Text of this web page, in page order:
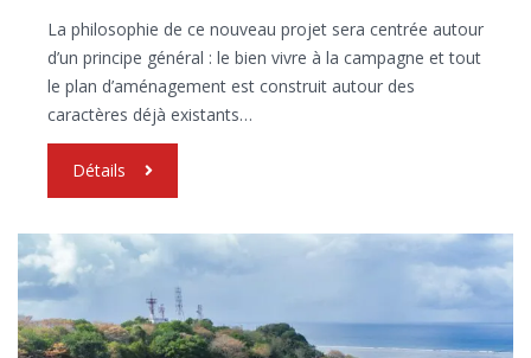
La philosophie de ce nouveau projet sera centrée autour
d’un principe général : le bien vivre à la campagne et tout
le plan d’aménagement est construit autour des
caractères déjà existants…
Détails